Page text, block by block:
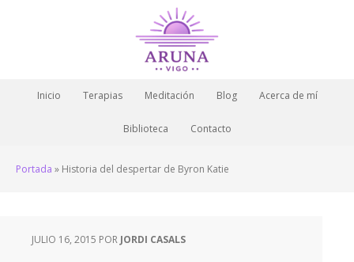
Inicio Terapias Meditación Blog Acerca de mí
Biblioteca Contacto
Portada » Historia del despertar de Byron Katie
JULIO 16, 2015 POR JORDI CASALS